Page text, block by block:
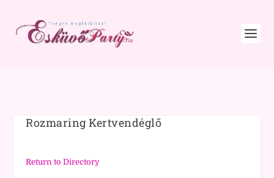
Rozmaring Kertvendéglő
Return to Directory